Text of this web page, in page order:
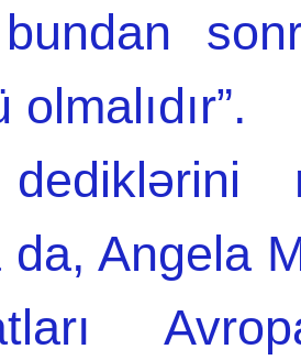
da, Angela